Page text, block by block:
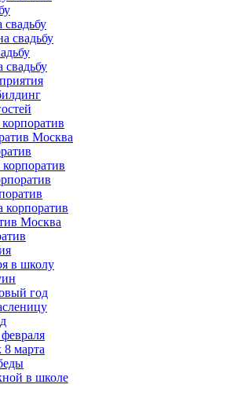
свадьбу
Москва
Москва
в школу
год
марта
в школе